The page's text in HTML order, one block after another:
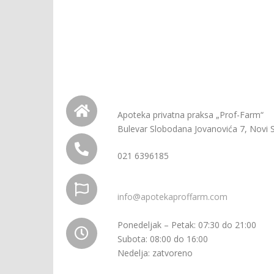
Apoteka privatna praksa „Prof-Farm“
Bulevar Slobodana Jovanovića 7, Novi
021 6396185
info@apotekaproffarm.com
Ponedeljak – Petak: 07:30 do 21:00
Subota: 08:00 do 16:00
Nedelja: zatvoreno